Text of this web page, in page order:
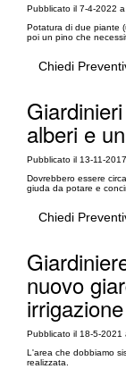
Pubblicato il 7-4-2022
Potatura di due piante
poi un pino che
Chiedi
alberi e
Pubblicato il 13-11-
Dovrebbero essere
giuda da potare e
Chiedi
nuovo
Pubblicato il 18-5-2021
L'area che dobbiamo
realizzata.